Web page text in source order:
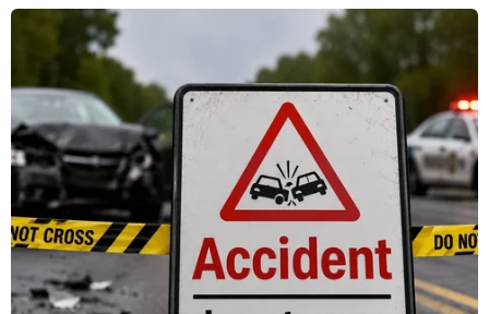
Theo dõi VietnamPlus
Dấu ấn, thành tựu 40 năm đổi mới
Những thành tựu nổi bật của đất nước sau 40
năm đổi mới
40 năm Đổi mới: Đột phá từ thể chế đến tư duy